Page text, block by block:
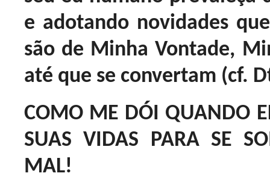
e adotando novidades
são de Minha Vontade,
até que se convertam (cf.
COMO ME DÓI QUANDO
SUAS VIDAS PARA SE
MAL!